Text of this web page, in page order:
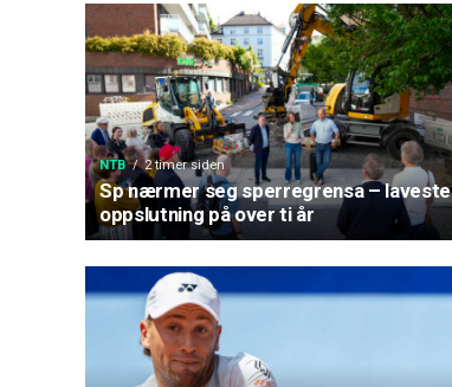
NTB 2 timer siden
Sp nærmer seg sperregrensa – laveste
oppslutning på over ti år